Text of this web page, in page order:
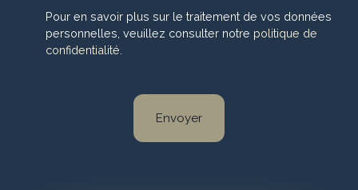
Pour en savoir plus sur le traitement de vos données
personnelles, veuillez consulter notre politique de
confidentialité.
Envoyer